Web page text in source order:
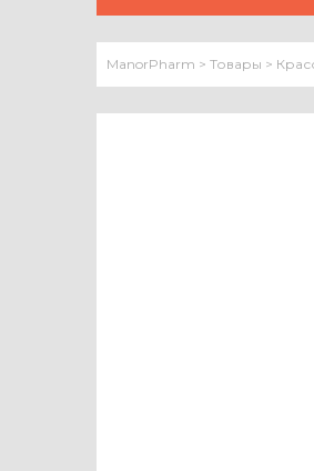
ManorPharm > Товары >